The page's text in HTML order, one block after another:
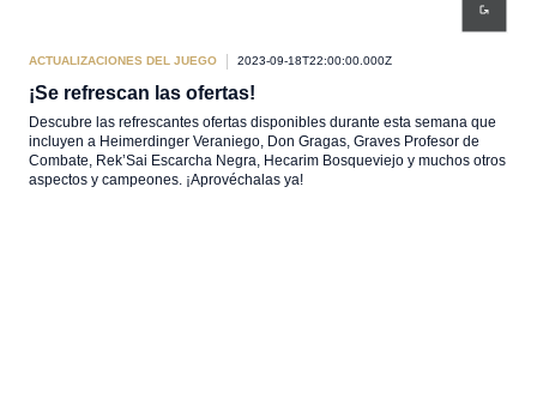
ACTUALIZACIONES DEL JUEGO 2023-09-18T22:00:00.000Z
¡Se refrescan las ofertas!
Descubre las refrescantes ofertas disponibles durante esta semana que
incluyen a Heimerdinger Veraniego, Don Gragas, Graves Profesor de
Combate, Rek’Sai Escarcha Negra, Hecarim Bosqueviejo y muchos otros
aspectos y campeones. ¡Aprovéchalas ya!